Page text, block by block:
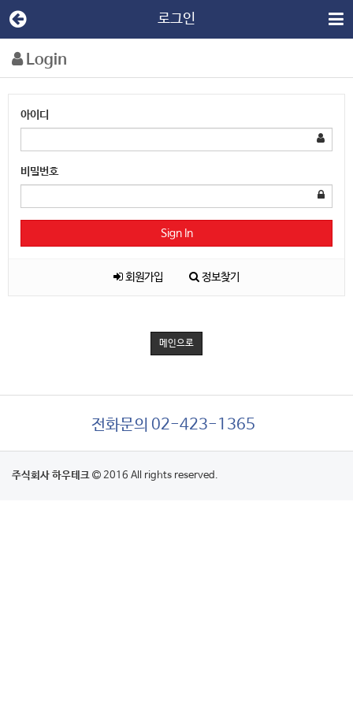
로그인
Login
아이디
비밀번호
Sign In
회원가입 정보찾기
메인으로
전화문의 02-423-1365
주식회사 하우테크 2016 All rights reserved.